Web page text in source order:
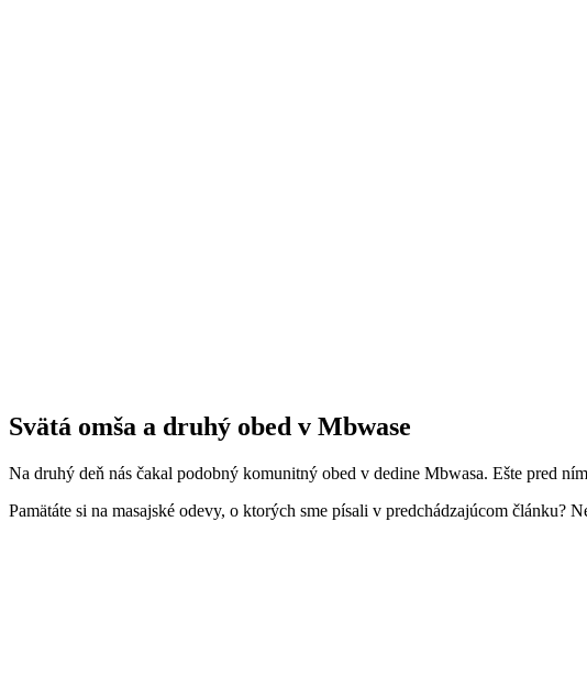
Svätá omša a druhý obed v Mbwase
Na druhý deň nás čakal podobný komunitný obed v dedine Mbwasa. Ešte pred
Pamätáte si na masajské odevy, o ktorých sme písali v predchádzajúcom